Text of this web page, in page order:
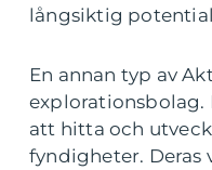
långsiktig
En annan typ av
explorationsbolag.
att hitta och
fyndigheter. Deras